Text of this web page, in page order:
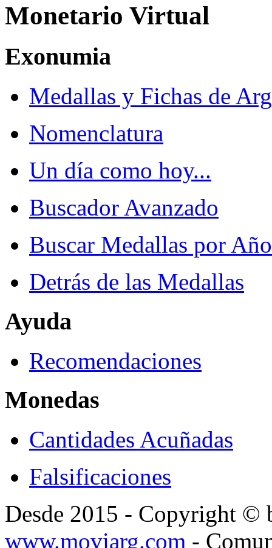
Monetario Virtual
Exonumia
Medallas y Fichas de
Nomenclatura
Un día como hoy...
Buscador Avanzado
Buscar Medallas por Año
Detrás de las Medallas
Ayuda
Recomendaciones
Monedas
Cantidades Acuñadas
Falsificaciones
Desde 2015 - Copyright ©
www.moviarg.com -